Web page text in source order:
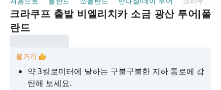
크라쿠프 출발 비엘리치카 소금 광산 투어|폴
란드
볼거리
약 3킬로미터에 달하는 구불구불한 지하 통로에 감
탄해 보세요.